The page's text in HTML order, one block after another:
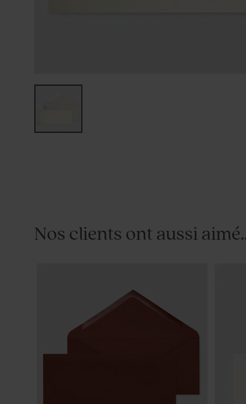
Nos clients ont aussi